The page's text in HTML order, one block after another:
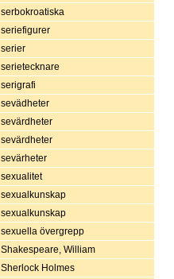
serbokroatiska
seriefigurer
serier
serietecknare
serigrafi
sevädheter
sevärdheter
sevärdheter
sevärheter
sexualitet
sexualkunskap
sexualkunskap
sexuella övergrepp
Shakespeare, William
Sherlock Holmes